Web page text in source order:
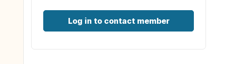
Log in to contact member